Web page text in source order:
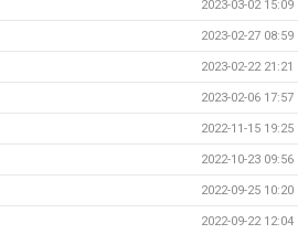
2023-03-02 15:09
2023-02-27 08:59
2023-02-22 21:21
2023-02-06 17:57
2022-11-15 19:25
2022-10-23 09:56
2022-09-25 10:20
2022-09-22 12:04